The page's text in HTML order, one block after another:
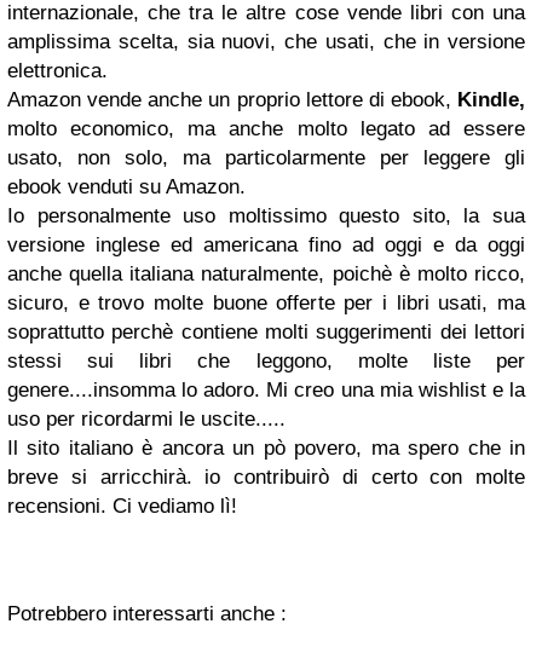
internazionale, che tra le altre cose vende libri con una
amplissima scelta, sia nuovi, che usati, che in versione
elettronica.
Amazon vende anche un proprio lettore di ebook, Kindle,
molto economico, ma anche molto legato ad essere
usato, non solo, ma particolarmente per leggere gli
ebook venduti su Amazon.
Io personalmente uso moltissimo questo sito, la sua
versione inglese ed americana fino ad oggi e da oggi
anche quella italiana naturalmente, poichè è molto ricco,
sicuro, e trovo molte buone offerte per i libri usati, ma
soprattutto perchè contiene molti suggerimenti dei lettori
stessi sui libri che leggono, molte liste per
genere....insomma lo adoro. Mi creo una mia wishlist e la
uso per ricordarmi le uscite.....
Il sito italiano è ancora un pò povero, ma spero che in
breve si arricchirà. io contribuirò di certo con molte
recensioni. Ci vediamo lì!
Potrebbero interessarti anche :